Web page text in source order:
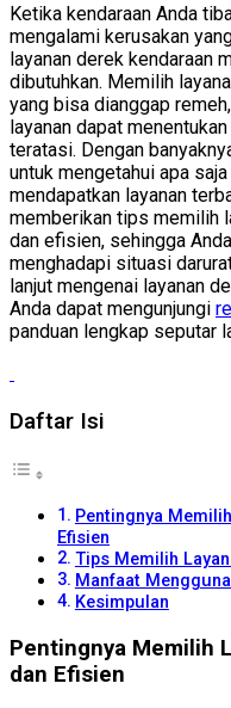
Ketika kendaraan Anda
mengalami kerusakan
layanan derek kendaraan
dibutuhkan. Memilih
yang bisa dianggap
layanan dapat
teratasi. Dengan
untuk mengetahui apa
mendapatkan layanan
memberikan tips memilih
dan efisien, sehingga
menghadapi situasi
lanjut mengenai layanan
Anda dapat mengunjungi
panduan lengkap seputar
Daftar Isi
Pentingnya
Efisien
Tips Memilih
Manfaat
Kesimpulan
Pentingnya Memilih
dan Efisien